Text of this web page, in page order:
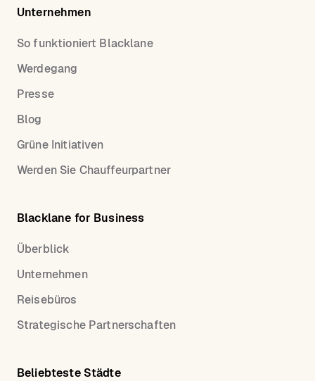
Unternehmen
So funktioniert Blacklane
Werdegang
Presse
Blog
Grüne Initiativen
Werden Sie Chauffeurpartner
Blacklane for Business
Überblick
Unternehmen
Reisebüros
Strategische Partnerschaften
Beliebteste Städte